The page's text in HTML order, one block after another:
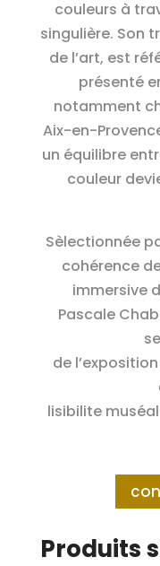
couleurs à
singulière. Son
de l’art, est
présenté
notamment
Aix-en-
un équilibre
couleur
Sèlectionnée
cohérence
immersive
Pascale
de
lisibilite
Produits